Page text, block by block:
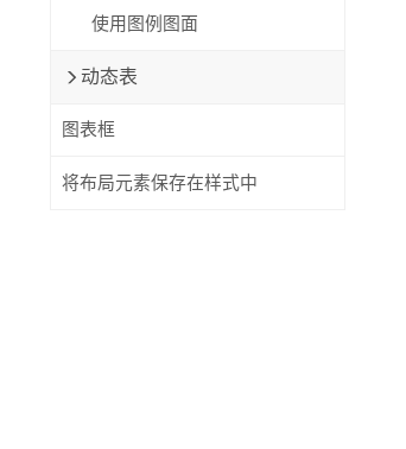
使用图例图面
动态表
图表框
将布局元素保存在样式中